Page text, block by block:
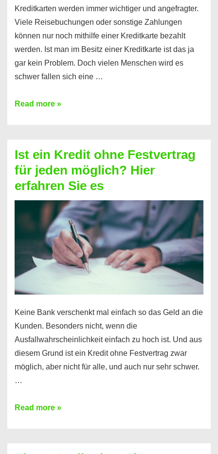
Kreditkarten werden immer wichtiger und angefragter.
Viele Reisebuchungen oder sonstige Zahlungen
können nur noch mithilfe einer Kreditkarte bezahlt
werden. Ist man im Besitz einer Kreditkarte ist das ja
gar kein Problem. Doch vielen Menschen wird es
schwer fallen sich eine …
Kreditkarte
Prepaid
ist
nicht
nur
für
Handy
möglich!
Read more »
Ist ein Kredit ohne Festvertrag
für jeden möglich? Hier
erfahren Sie es
Keine Bank verschenkt mal einfach so das Geld an die
Kunden. Besonders nicht, wenn die
Ausfallwahrscheinlichkeit einfach zu hoch ist. Und aus
diesem Grund ist ein Kredit ohne Festvertrag zwar
möglich, aber nicht für alle, und auch nur sehr schwer.
…
Ist
Read more »